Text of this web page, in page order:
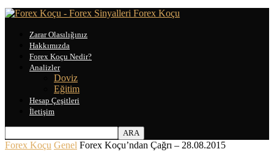
Forex Koçu
Zarar Olasılığınız
Hakkımızda
Forex Koçu Nedir?
Analizler
Doviz
Eğitim
Hesap Çeşitleri
İletişim
Forex Koçu Genel Forex Koçu’ndan Çağrı – 28.08.2015